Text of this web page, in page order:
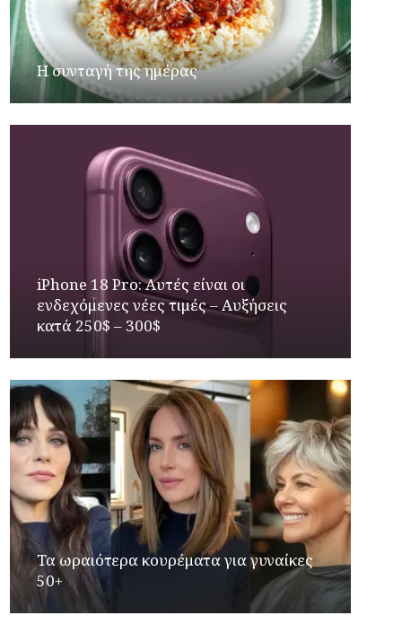
Η συνταγή της ημέρας
iPhone 18 Pro: Αυτές είναι οι
ενδεχόμενες νέες τιμές – Αυξήσεις
κατά 250$ – 300$
Τα ωραιότερα κουρέματα για γυναίκες
50+